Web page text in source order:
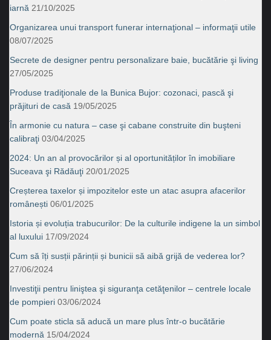
iarnă 21/10/2025
Organizarea unui transport funerar internaţional – informaţii utile
08/07/2025
Secrete de designer pentru personalizare baie, bucătărie şi living
27/05/2025
Produse tradiţionale de la Bunica Bujor: cozonaci, pască şi
prăjituri de casă 19/05/2025
În armonie cu natura – case şi cabane construite din buşteni
calibraţi 03/04/2025
2024: Un an al provocărilor și al oportunităților în imobiliare
Suceava şi Rădăuţi 20/01/2025
Creșterea taxelor și impozitelor este un atac asupra afacerilor
românești 06/01/2025
Istoria și evoluția trabucurilor: De la culturile indigene la un simbol
al luxului 17/09/2024
Cum să îți susții părinții și bunicii să aibă grijă de vederea lor?
27/06/2024
Investiţii pentru liniştea şi siguranţa cetăţenilor – centrele locale
de pompieri 03/06/2024
Cum poate sticla să aducă un mare plus într-o bucătărie
modernă 15/04/2024